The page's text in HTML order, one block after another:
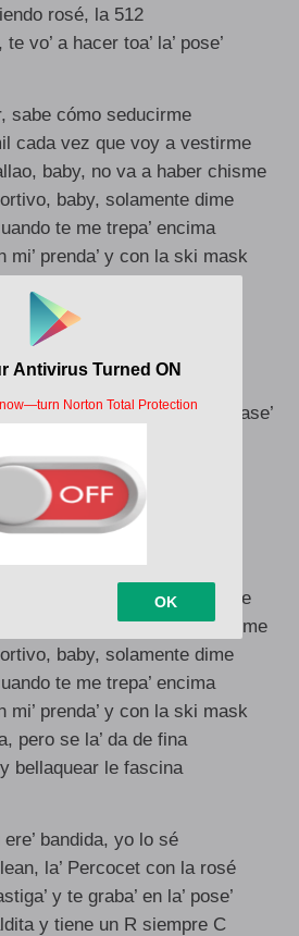
rosé, la 512
vo’ a hacer toa’ la’ pose’
sabe cómo seducirme
cada vez que voy a vestirme
baby, no va a haber chisme
baby, solamente dime
te me trepa’ encima
mi’ prenda’ y con la ski mask
que vendo heroína
pa’ ella y que le llego al case’
no tengo un FN, tengo tre’
in love, bebé
sabe cómo seducirme
cada vez que voy a vestirme
bebé, no va a haber chisme
baby, solamente dime
te me trepa’ encima
mi’ prenda’ y con la ski mask
pero se la’ da de fina
bellaquear le fascina
bandida, yo lo sé
la’ Percocet con la rosé
y te graba’ en la’ pose’
y tiene un R siempre C